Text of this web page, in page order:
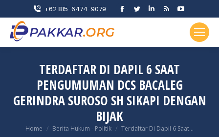
+62 815-6474-9079
Facebook
in
window
Twitter
in
window
Linkedin
in
window
Rss
opens
in
window
YouTube
page
opens
in
TERDAFTAR DI DAPIL 6 SAAT
PENGUMUMAN DCS BACALEG
GERINDRA SUROSO SH SIKAPI DENGAN
BIJAK
You are here:
Home Berita Hukum - Politik Terdaftar Di Dapil 6 Saat…